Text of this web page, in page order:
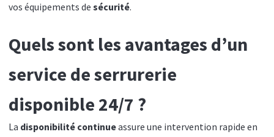
vos équipements de sécurité.
Quels sont les avantages d’un
service de serrurerie
disponible 24/7 ?
La disponibilité continueassure une intervention rapide en